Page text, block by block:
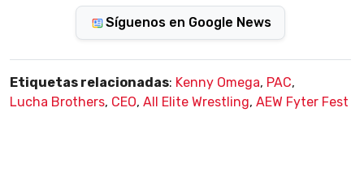
Síguenos en Google News
Etiquetas relacionadas: Kenny Omega, PAC,
Lucha Brothers, CEO, All Elite Wrestling, AEW Fyter Fest